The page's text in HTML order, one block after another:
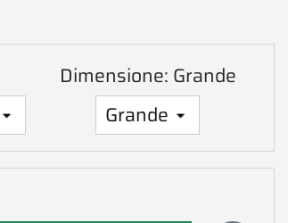
Dimensione: Grande